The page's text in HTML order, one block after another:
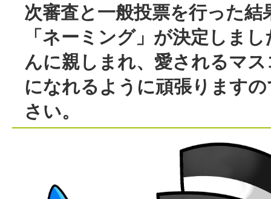
次審査と一般投票を行った結
「ネーミング」が決定しま
んに親しまれ、愛されるマ
になれるように頑張ります
さい。